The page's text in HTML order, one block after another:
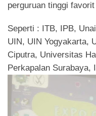
perguruan tinggi
Seperti : ITB, IPB,
UIN, UIN Yogyakarta,
Ciputra, Universitas
Perkapalan Surabaya,